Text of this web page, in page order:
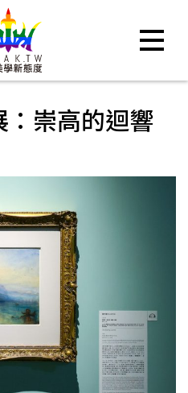
Toggle
崇高的迴響